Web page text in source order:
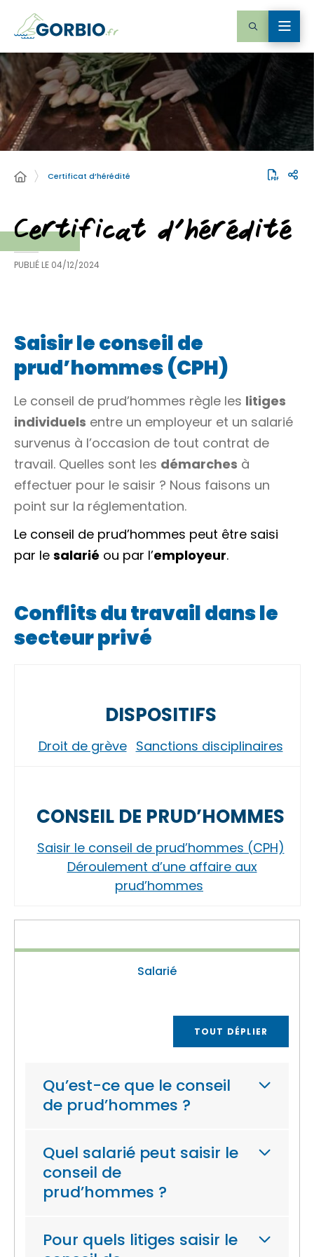
Certificat d’hérédité
Certificat d’hérédité
PUBLIÉ LE 04/12/2024
Saisir le conseil de
prud’hommes (CPH)
Le conseil de prud’hommes règle les litiges
individuels entre un employeur et un salarié
survenus à l’occasion de tout contrat de
travail. Quelles sont les démarches à
effectuer pour le saisir ? Nous faisons un
point sur la réglementation.
Le conseil de prud’hommes peut être saisi
par le salarié ou par l’employeur.
Conflits du travail dans le
secteur privé
DISPOSITIFS
Droit de grève Sanctions disciplinaires
CONSEIL DE PRUD’HOMMES
Saisir le conseil de prud’hommes (CPH)
Déroulement d’une affaire aux
prud’hommes
Salarié
TOUT DÉPLIER
Qu’est-ce que le conseil
de prud’hommes ?
Quel salarié peut saisir le
conseil de
prud’hommes ?
Pour quels litiges saisir le